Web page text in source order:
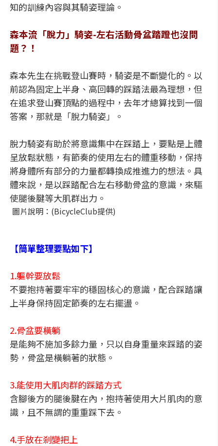
知的訓練內容與其騎姿理論。
森本流「脫力」騎姿-左右活動骨盆踏蹬也沒問
題？！
森本先生在挑戰登山賽時，騎姿是不斷變化的。以
前認為固定上半身、高回轉的踩踏法最為理想，但
在追求登山賽頂點的過程中，去年才總算找到一個
答案，那就是「脫力騎姿」。
脫力騎姿有助於將意識集中在踩踏上，要點是上體
呈放鬆狀態，有節奏的使用左右的體重移動，保持
將身體所有部分的力量都轉換成推進力的想法。具
體來說，是以踩踏配合左右移動骨盆的意識，來驅
使腿後腱等大肌群出力。
圖片說明：(BicycleClub提供)
【簡單整理要點如下】
1.軀幹要放鬆
不要抱持著要牢牢的穩固核心的意識，配合踩踏讓
上半身保持固定節奏的左右擺盪。
2.骨盆要橫躺
是能夠不施加多餘力量，只以自身重量來踩踏的姿
勢，骨盆是橫躺著的狀態。
3.能使用大肌肉群的踩踏方式
含腳後方的腿後腱在內，抱持著使用大片肌肉的意
識，且不無謂的重重踩下去。
4.手放在剎變把上